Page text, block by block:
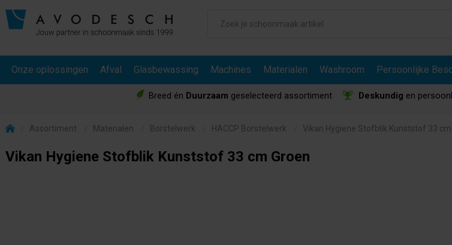
Onze oplossingen Afval Glasbewassing Machines Materialen Washroom Persoonlijke
Breed én Duurzaam geselecteerd assortiment Deskundig en
Assortiment Materialen Borstelwerk HACCP Borstelwerk Vikan Hygiene Stofblik Kunststof 33 cm
Vikan Hygiene Stofblik Kunststof 33 cm Groen